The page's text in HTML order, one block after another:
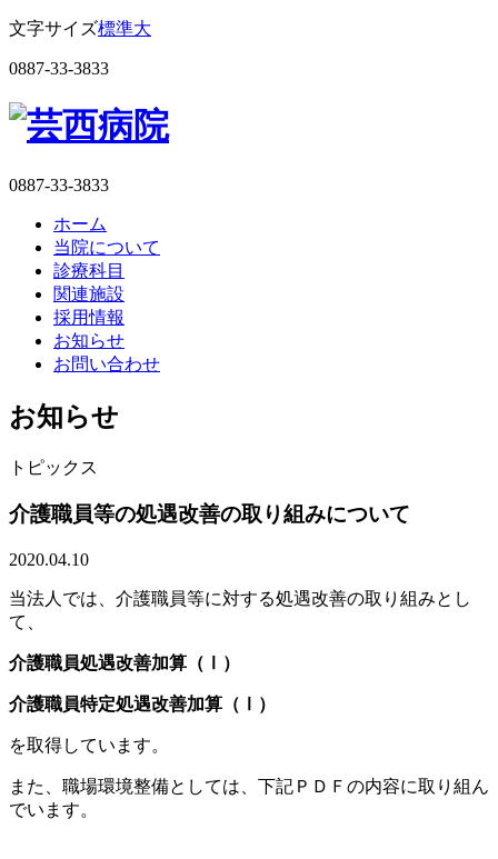
文字サイズ標準大
0887-33-3833
0887-33-3833
ホーム
当院について
診療科目
関連施設
採用情報
お知らせ
お問い合わせ
お知らせ
トピックス
介護職員等の処遇改善の取り組みについて
2020.04.10
当法人では、介護職員等に対する処遇改善の取り組みとし
て、
介護職員処遇改善加算（Ⅰ）
介護職員特定処遇改善加算（Ⅰ）
を取得しています。
また、職場環境整備としては、下記ＰＤＦの内容に取り組ん
でいます。